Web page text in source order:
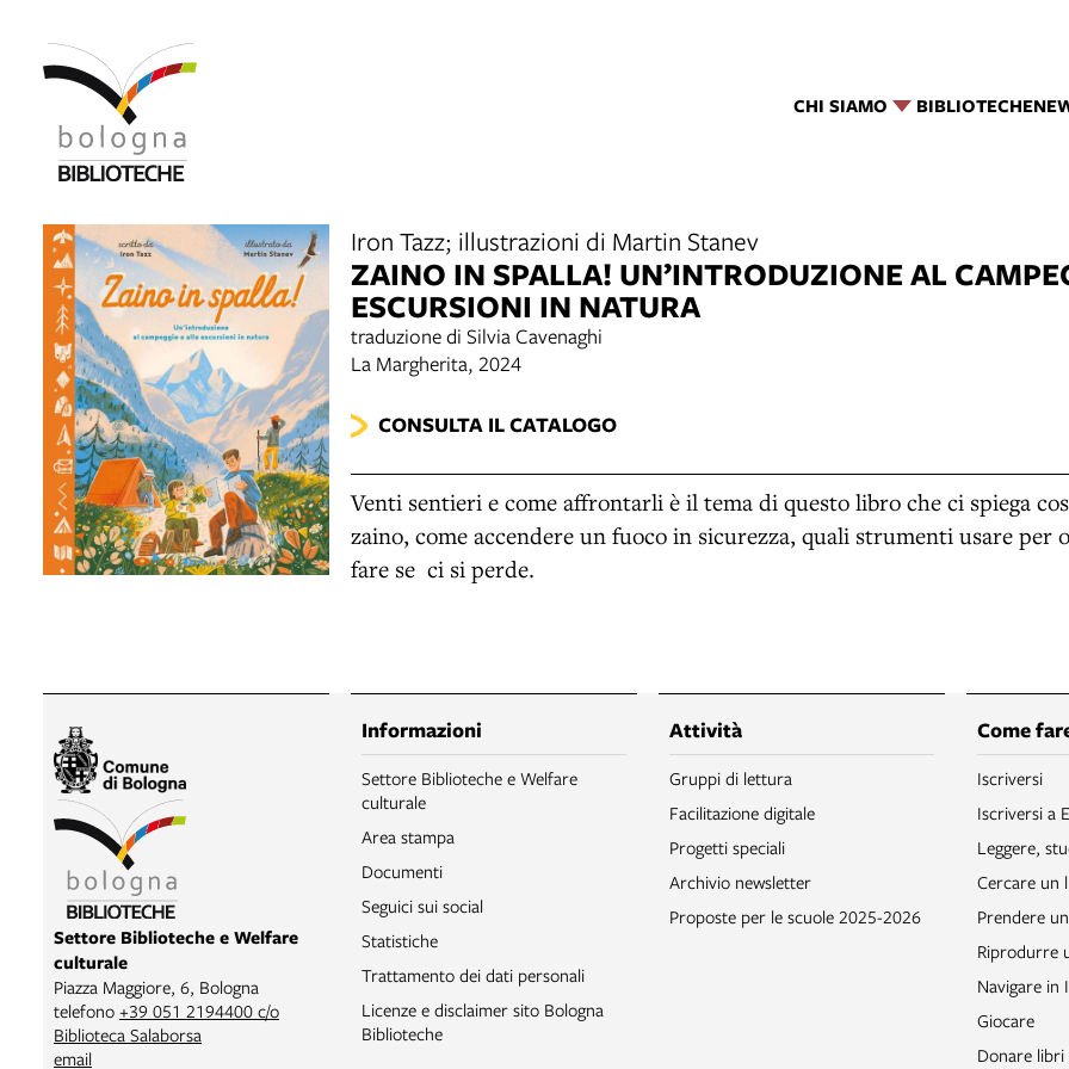
CHI SIAMO BIBLIOTECHE
Iron Tazz; illustrazioni di Martin Stanev
ZAINO IN SPALLA! UN’INTRODUZIONE AL
ESCURSIONI IN NATURA
traduzione di Silvia Cavenaghi
La Margherita, 2024
CONSULTA IL CATALOGO
Venti sentieri e come affrontarli è il tema di questo libro che ci spiega
zaino, come accendere un fuoco in sicurezza, quali strumenti usare per
fare se ci si perde.
Settore Biblioteche e Welfare
culturale
Piazza Maggiore, 6, Bologna
telefono +39 051 2194400 c/o
Biblioteca Salaborsa
email
Informazioni
Settore Biblioteche e Welfare
culturale
Area stampa
Documenti
Seguici sui social
Statistiche
Trattamento dei dati personali
Licenze e disclaimer sito Bologna
Biblioteche
Attività
Gruppi di lettura
Facilitazione digitale
Progetti speciali
Archivio newsletter
Proposte per le scuole 2025-2026
Come
Iscriversi
Iscriversi a
Leggere,
Cercare un
Prendere
Riprodurre
Navigare in
Giocare
Donare libri